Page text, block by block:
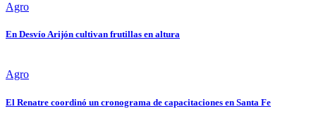
Agro
En Desvío Arijón cultivan frutillas en altura
Agro
El Renatre coordinó un cronograma de capacitaciones en Santa Fe